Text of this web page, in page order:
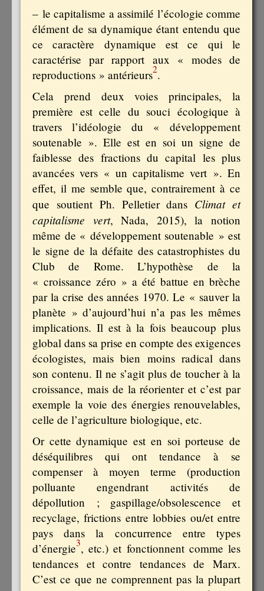
– le capitalisme a assimilé l’écologie comme
élément de sa dynamique étant entendu que
ce caractère dynamique est ce qui le
caractérise par rapport aux « modes de
reproductions » antérieurs2.
Cela prend deux voies principales, la
première est celle du souci écologique à
travers l’idéologie du « développement
soutenable ». Elle est en soi un signe de
faiblesse des fractions du capital les plus
avancées vers « un capitalisme vert ». En
effet, il me semble que, contrairement à ce
que soutient Ph. Pelletier dans Climat et
capitalisme vert, Nada, 2015), la notion
même de « développement soutenable » est
le signe de la défaite des catastrophistes du
Club de Rome. L’hypothèse de la
« croissance zéro » a été battue en brèche
par la crise des années 1970. Le « sauver la
planète » d’aujourd’hui n’a pas les mêmes
implications. Il est à la fois beaucoup plus
global dans sa prise en compte des exigences
écologistes, mais bien moins radical dans
son contenu. Il ne s’agit plus de toucher à la
croissance, mais de la réorienter et c’est par
exemple la voie des énergies renouvelables,
celle de l’agriculture biologique, etc.
Or cette dynamique est en soi porteuse de
déséquilibres qui ont tendance à se
compenser à moyen terme (production
polluante engendrant activités de
dépollution ; gaspillage/obsolescence et
recyclage, frictions entre lobbies ou/et entre
pays dans la concurrence entre types
d’énergie3, etc.) et fonctionnent comme les
tendances et contre tendances de Marx.
C’est ce que ne comprennent pas la plupart